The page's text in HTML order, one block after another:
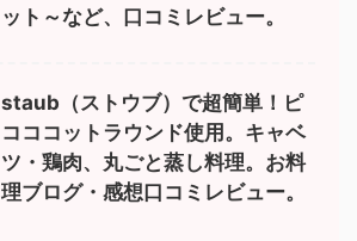
ット～など、口コミレビュー。
staub（ストウブ）で超簡単！ピ
コココットラウンド使用。キャベ
ツ・鶏肉、丸ごと蒸し料理。お料
理ブログ・感想口コミレビュー。